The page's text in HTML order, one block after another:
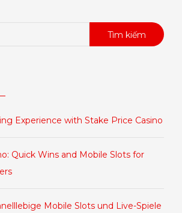
Experience with Stake Price Casino
Quick Wins and Mobile Slots for
Mobile Slots und Live-Spiele